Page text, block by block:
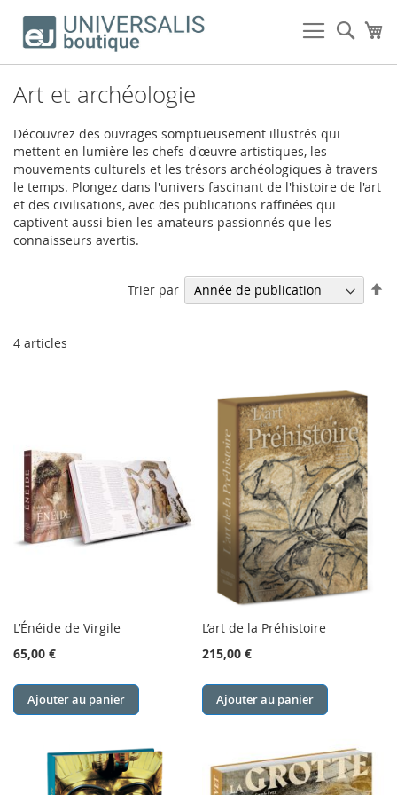
contenu
Art et archéologie
Découvrez des ouvrages somptueusement illustrés qui
mettent en lumière les chefs-d'œuvre artistiques, les
mouvements culturels et les trésors archéologiques à travers
le temps. Plongez dans l'univers fascinant de l'histoire de l'art
et des civilisations, avec des publications raffinées qui
captivent aussi bien les amateurs passionnés que les
connaisseurs avertis.
4 articles
Trier par
L’Énéide de Virgile
65,00 €
Ajouter au panier
L’art de la Préhistoire
215,00 €
Ajouter au panier